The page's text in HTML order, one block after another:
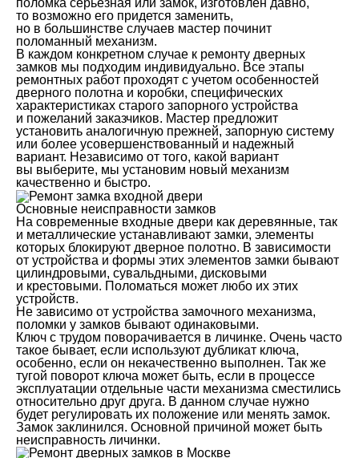
то возможно его придется заменить,
но в большинстве случаев мастер починит
поломанный механизм.
В каждом конкретном случае к ремонту дверных
замков мы подходим индивидуально. Все этапы
ремонтных работ проходят с учетом особенностей
дверного полотна и коробки, специфических
характеристиках старого запорного устройства
и пожеланий заказчиков. Мастер предложит
установить аналогичную прежней, запорную систему
или более усовершенствованный и надежный
вариант. Независимо от того, какой вариант
вы выберите, мы установим новый механизм
качественно и быстро.
Основные неисправности замков
На современные входные двери как деревянные, так
и металлические устанавливают замки, элементы
которых блокируют дверное полотно. В зависимости
от устройства и формы этих элементов замки бывают
цилиндровыми, сувальдными, дисковыми
и крестовыми. Поломаться может любо их этих
устройств.
Не зависимо от устройства замочного механизма,
поломки у замков бывают одинаковыми.
Ключ с трудом поворачивается в личинке. Очень часто
такое бывает, если используют дубликат ключа,
особенно, если он некачественно выполнен. Так же
тугой поворот ключа может быть, если в процессе
эксплуатации отдельные части механизма сместились
относительно друг друга. В данном случае нужно
будет регулировать их положение или менять замок.
Замок заклинился. Основной причиной может быть
неисправность личинки.